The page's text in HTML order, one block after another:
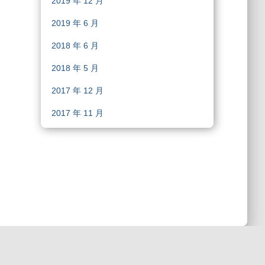
2019 年 6 月
2018 年 6 月
2018 年 5 月
2017 年 12 月
2017 年 11 月